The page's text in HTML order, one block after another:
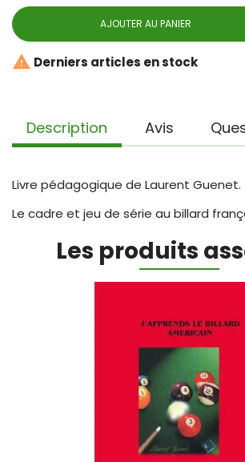
AJOUTER AU PANIER
 Derniers articles en stock
Description Avis
Livre pédagogique de Laurent Guenet.
Le cadre et jeu de série au billard
Les produits